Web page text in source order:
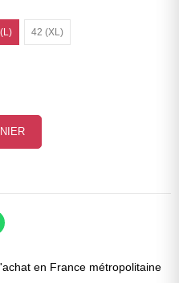
42 (XL)
en France métropolitaine